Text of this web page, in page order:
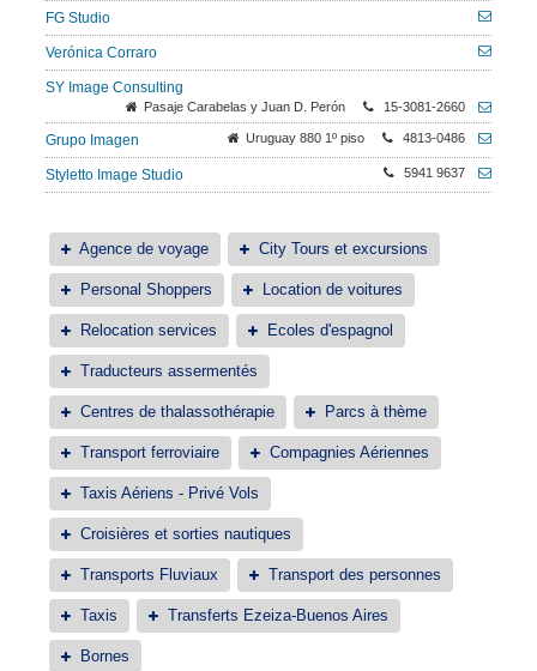
FG Studio
Verónica Corraro
SY Image Consulting
Pasaje Carabelas y Juan D. Perón 15-3081-2660
Grupo Imagen Uruguay 880 1º piso 4813-0486
Styletto Image Studio 5941 9637
Agence de voyage City Tours et excursions
Personal Shoppers Location de voitures
Relocation services Ecoles d'espagnol
Traducteurs assermentés
Centres de thalassothérapie Parcs à thème
Transport ferroviaire Compagnies Aériennes
Taxis Aériens - Privé Vols
Croisières et sorties nautiques
Transports Fluviaux Transport des personnes
Taxis Transferts Ezeiza-Buenos Aires
Bornes